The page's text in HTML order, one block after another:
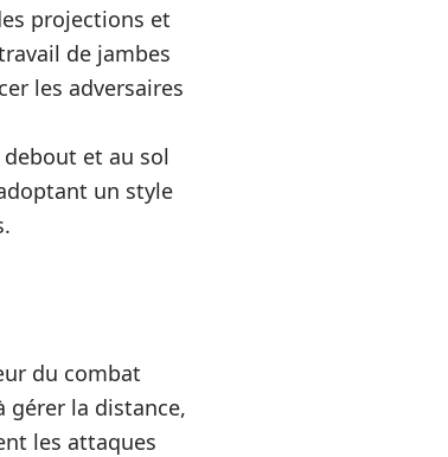
projections et
de jambes
les adversaires
et au sol
un style
du combat
gérer la distance,
les attaques